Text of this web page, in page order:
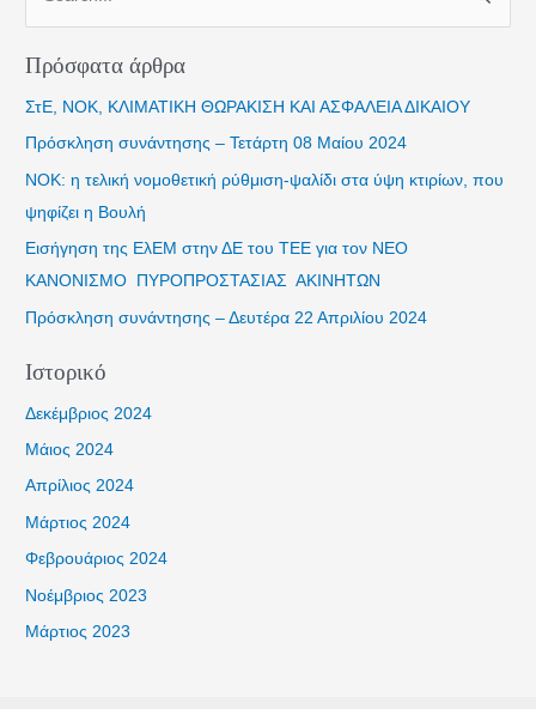
την
ενεργειακή
απόδοση
ζ
ή
τ
η
σ
η
γ
:
Πρόσφατα άρθρα
ΣτΕ, ΝΟΚ, ΚΛΙΜΑΤΙΚΗ ΘΩΡΑΚΙΣΗ ΚΑΙ ΑΣΦΑΛΕΙΑ ΔΙΚΑΙΟΥ
Πρόσκληση συνάντησης – Τετάρτη 08 Μαίου 2024
ΝΟΚ: η τελική νομοθετική ρύθμιση-ψαλίδι στα ύψη κτιρίων, που
ψηφίζει η Βουλή
Εισήγηση της ΕλΕΜ στην ΔΕ του ΤΕΕ για τον NΕΟ
ΚΑΝΟΝΙΣΜΟ ΠΥΡΟΠΡΟΣΤΑΣΙΑΣ ΑΚΙΝΗΤΩΝ
Πρόσκληση συνάντησης – Δευτέρα 22 Απριλίου 2024
Ιστορικό
Δεκέμβριος 2024
Μάιος 2024
Απρίλιος 2024
Μάρτιος 2024
Φεβρουάριος 2024
Νοέμβριος 2023
Μάρτιος 2023